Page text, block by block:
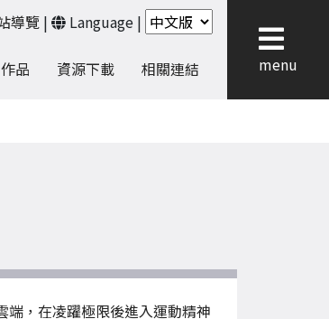
導覽 | Language |
品 資源下載 相關連結 menu
，在凌躍極限後進入運動精神